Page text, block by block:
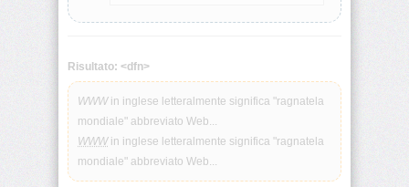
<base>
<bdo>
<big>
Risultato: <dfn>
WWWin inglese letteralmente significa "ragnatela
mondiale" abbreviato Web...
WWWin inglese letteralmente significa "ragnatela
mondiale" abbreviato Web...